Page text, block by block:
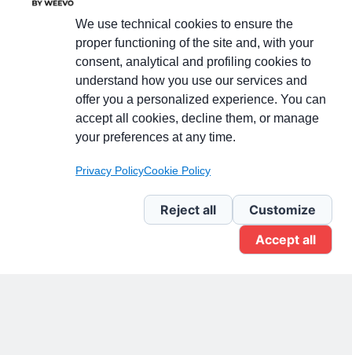
Partecipa alla discussione
Pagina Linkedin
Newsletter Linkedin
We use technical cookies to ensure the
proper functioning of the site and, with your
consent, analytical and profiling cookies to
understand how you use our services and
offer you a personalized experience. You can
accept all cookies, decline them, or manage
your preferences at any time.
Privacy PolicyCookie Policy
Reject all
Customize
Accept all